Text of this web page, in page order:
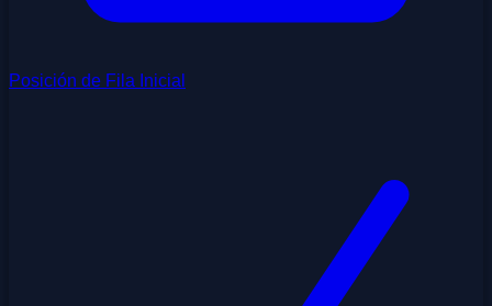
Posición de Fila Inicial